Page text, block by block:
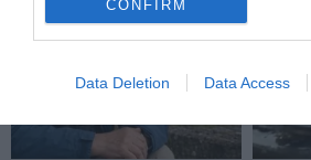
CONFIRM
Data Deletion Data Access